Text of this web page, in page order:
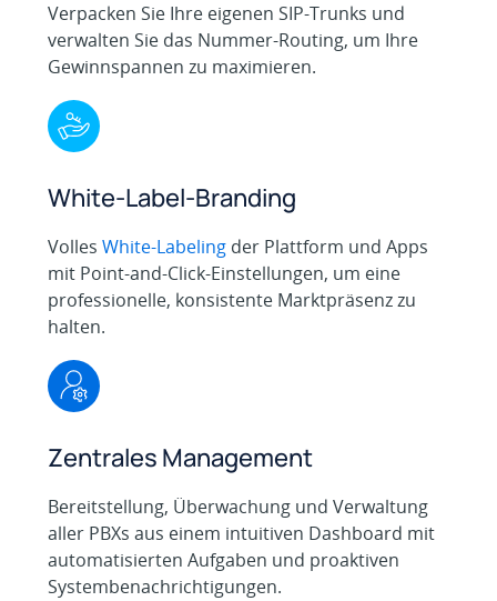
Verpacken Sie Ihre eigenen SIP-Trunks und
verwalten Sie das Nummer-Routing, um Ihre
Gewinnspannen zu maximieren.
White-Label-Branding
Volles White-Labeling der Plattform und Apps
mit Point-and-Click-Einstellungen, um eine
professionelle, konsistente Marktpräsenz zu
halten.
Zentrales Management
Bereitstellung, Überwachung und Verwaltung
aller PBXs aus einem intuitiven Dashboard mit
automatisierten Aufgaben und proaktiven
Systembenachrichtigungen.